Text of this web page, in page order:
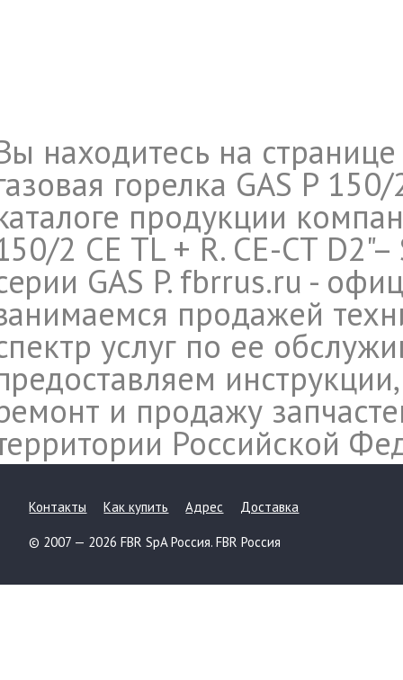
находитесь на
горелка GAS P
продукции
2 CE TL + R. CE-CT
GAS P. fbrrus.ru -
продажей
услуг по ее
и продажу
Российской
Контакты Как купить Адрес Доставка
© 2007 — 2026 FBR SpA Россия. FBR Россия